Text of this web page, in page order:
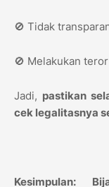
🚫 Tidak
🚫 Melakukan
Jadi, pastikan
cek legalitasnya
Kesimpulan: